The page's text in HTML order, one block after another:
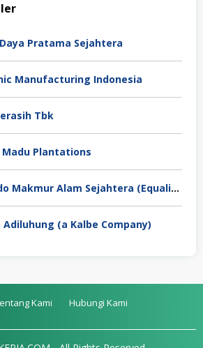
Pratama Sejahtera
Manufacturing Indonesia
Tbk
Madu Plantations
PT Equalindo Makmur Alam Sejahtera (Equalindo Group)
(a Kalbe Company)
Kami Hubungi Kami